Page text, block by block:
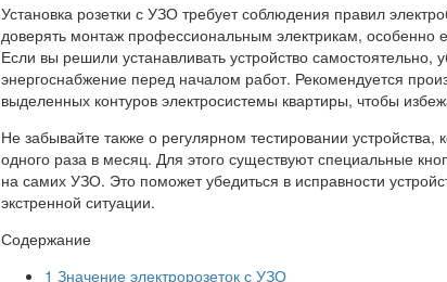
Установка розетки с УЗО требует соблюдения правил
доверять монтаж профессиональным электрикам, особенно
Если вы решили устанавливать устройство самостоятельно,
энергоснабжение перед началом работ. Рекомендуется
выделенных контуров электросистемы квартиры, чтобы
Не забывайте также о регулярном тестировании устройства,
одного раза в месяц. Для этого существуют специальные
на самих УЗО. Это поможет убедиться в исправности
экстренной ситуации.
Содержание
1 Значение электророзеток с УЗО